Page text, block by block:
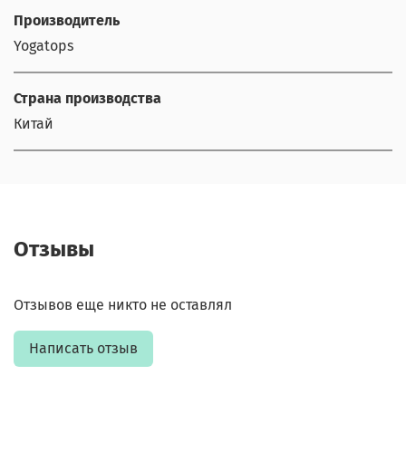
Производитель
Yogatops
Страна производства
Китай
Отзывы
Отзывов еще никто не оставлял
Написать отзыв